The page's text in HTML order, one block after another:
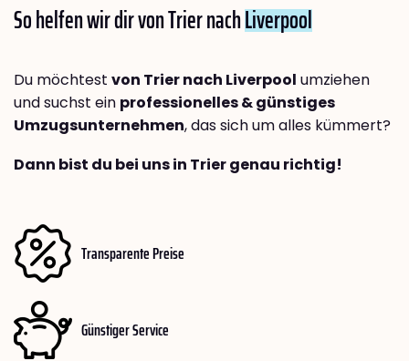
So helfen wir dir von Trier nachLiverpool
Du möchtest von Trier nach Liverpool umziehen
und suchst ein professionelles & günstiges
Umzugsunternehmen, das sich um alles kümmert?
Dann bist du bei uns in Trier genau richtig!
Transparente Preise
Günstiger Service